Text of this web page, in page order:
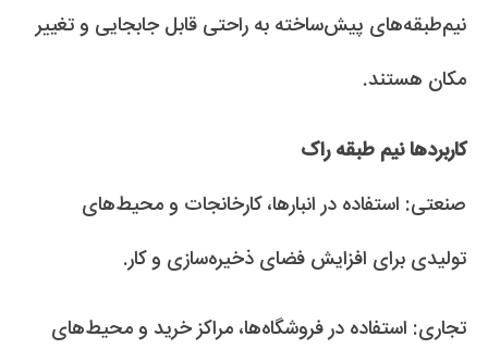
نیم‌طبقه‌های پیش‌ساخته به راحتی قابل جابجایی و تغییر
مکان هستند.
کاربردها نیم طبقه راک
صنعتی: استفاده در انبارها، کارخانجات و محیط‌های
تولیدی برای افزایش فضای ذخیره‌سازی و کار.
تجاری: استفاده در فروشگاه‌ها، مراکز خرید و محیط‌های